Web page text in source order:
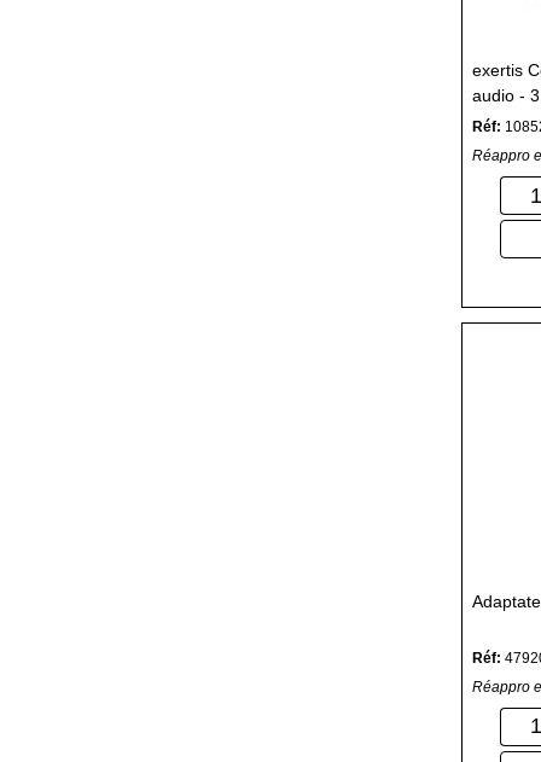
exertis
audio -
Réf:
Réappro
Réf:
Réappro